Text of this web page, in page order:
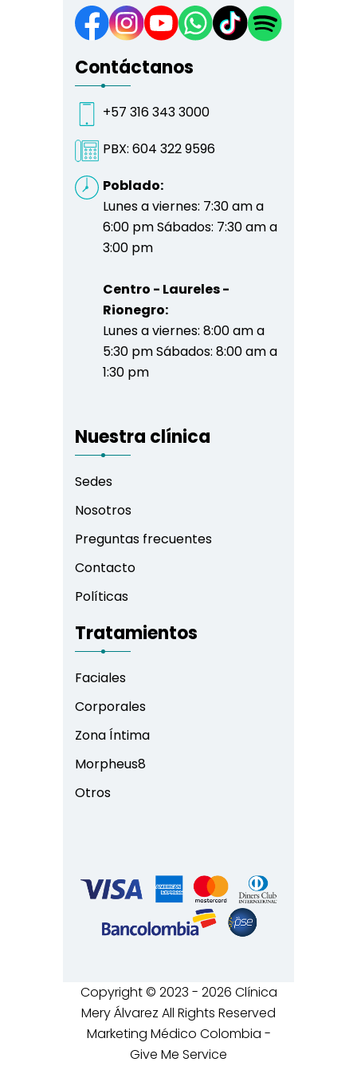
Contáctanos
+57 316 343 3000
PBX: 604 322 9596
Poblado:
Lunes a viernes: 7:30 am a
6:00 pm Sábados: 7:30 am a
3:00 pm
Centro - Laureles -
Rionegro:
Lunes a viernes: 8:00 am a
5:30 pm Sábados: 8:00 am a
1:30 pm
Nuestra clínica
Sedes
Nosotros
Preguntas frecuentes
Contacto
Políticas
Tratamientos
Faciales
Corporales
Zona Íntima
Morpheus8
Otros
Copyright © 2023 - 2026 Clínica
Mery Álvarez All Rights Reserved
Marketing Médico Colombia -
Give Me Service